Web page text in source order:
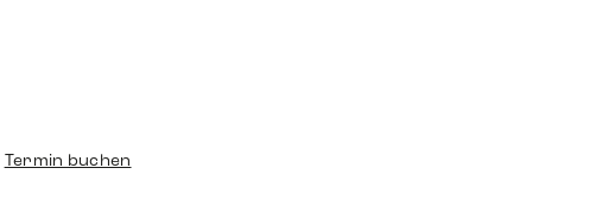
Termin buchen